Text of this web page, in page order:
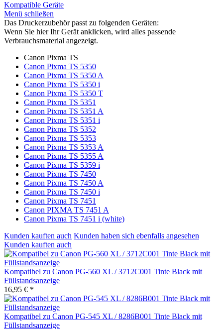
Kompatible Geräte
Menü schließen
Das Druckerzubehör passt zu folgenden Geräten:
Wenn Sie hier Ihr Gerät anklicken, wird alles passende
Verbrauchsmaterial angezeigt.
Canon Pixma TS
Canon Pixma TS 5350
Canon Pixma TS 5350 A
Canon Pixma TS 5350 i
Canon Pixma TS 5350 T
Canon Pixma TS 5351
Canon Pixma TS 5351 A
Canon Pixma TS 5351 i
Canon Pixma TS 5352
Canon Pixma TS 5353
Canon Pixma TS 5353 A
Canon Pixma TS 5355 A
Canon Pixma TS 5359 i
Canon Pixma TS 7450
Canon Pixma TS 7450 A
Canon Pixma TS 7450 i
Canon Pixma TS 7451
Canon PIXMA TS 7451 A
Canon Pixma TS 7451 i (white)
Kunden kauften auch Kunden haben sich ebenfalls angesehen
Kunden kauften auch
Kompatibel zu Canon PG-560 XL / 3712C001 Tinte Black mit
Füllstandsanzeige
16,95 € *
Kompatibel zu Canon PG-545 XL / 8286B001 Tinte Black mit
Füllstandsanzeige